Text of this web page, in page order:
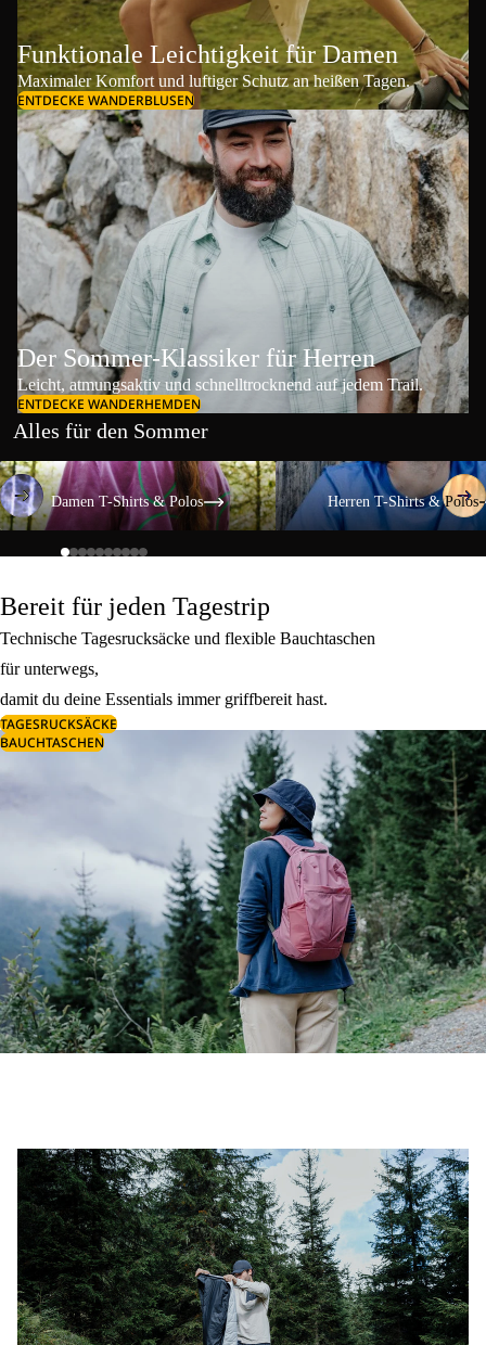
Funktionale Leichtigkeit für Damen
Maximaler Komfort und luftiger Schutz an heißen Tagen.
ENTDECKE WANDERBLUSEN
Der Sommer-Klassiker für Herren
Leicht, atmungsaktiv und schnelltrocknend auf jedem Trail.
ENTDECKE WANDERHEMDEN
Alles für den Sommer
Damen T-Shirts & Polos
Damen T-Shirts & Polos
Herren T-Shirts & Polos
Herren T-Shirts & Polos
Bereit für jeden Tagestrip
Technische Tagesrucksäcke und flexible Bauchtaschen
für unterwegs,
damit du deine Essentials immer griffbereit hast.
TAGESRUCKSÄCKE
BAUCHTASCHEN